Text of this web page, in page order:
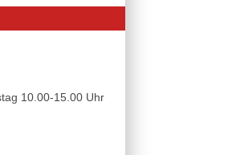
10.00-15.00 Uhr